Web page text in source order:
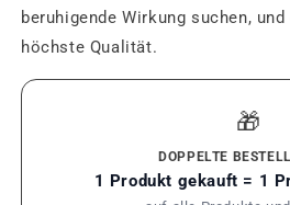
beruhigende Wirkung suchen,
höchste Qualität.
🎁
DOPPELTE
1 Produkt gekauft = 1